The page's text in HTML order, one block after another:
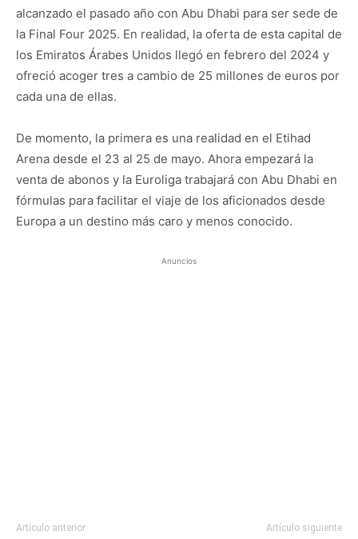
alcanzado el pasado año con Abu Dhabi para ser sede de
la Final Four 2025. En realidad, la oferta de esta capital de
los Emiratos Árabes Unidos llegó en febrero del 2024 y
ofreció acoger tres a cambio de 25 millones de euros por
cada una de ellas.
De momento, la primera es una realidad en el Etihad
Arena desde el 23 al 25 de mayo. Ahora empezará la
venta de abonos y la Euroliga trabajará con Abu Dhabi en
fórmulas para facilitar el viaje de los aficionados desde
Europa a un destino más caro y menos conocido.
Anuncios
Artículo anterior Artículo siguiente